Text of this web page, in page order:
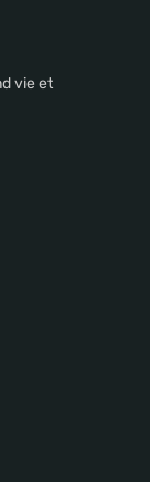
vie et